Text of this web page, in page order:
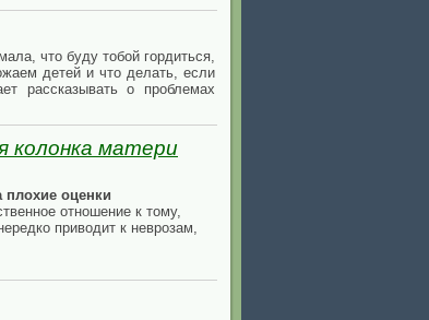
что буду тобой гордиться,
детей и что делать, если
рассказывать о проблемах
колонка матери
плохие оценки
отношение к тому,
приводит к неврозам,